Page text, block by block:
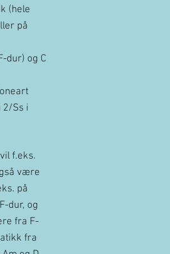
(hele
på
dur) og C
2/Ss i
f.eks.
være
på
dur, og
fra F-
fra